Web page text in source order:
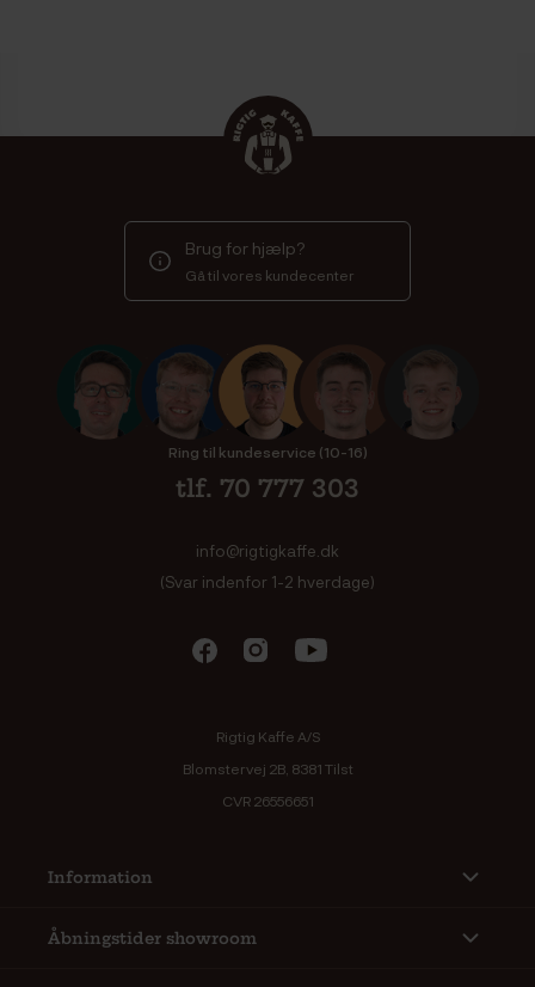
Brug for hjælp?
Gå til vores kundecenter
Ring til kundeservice (10-16)
tlf. 70 777 303
info@rigtigkaffe.dk
(Svar indenfor 1-2 hverdage)
Rigtig Kaffe A/S
Blomstervej 2B, 8381 Tilst
CVR 26556651
Information
Åbningstider showroom